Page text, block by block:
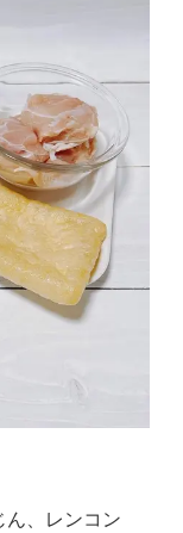
、レンコン